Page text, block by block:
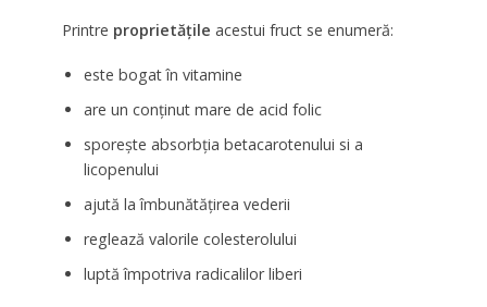
Printre proprietățile acestui fruct se enumeră:
este bogat în vitamine
are un conținut mare de acid folic
sporește absorbția betacarotenului si a
licopenului
ajută la îmbunătățirea vederii
reglează valorile colesterolului
luptă împotriva radicalilor liberi